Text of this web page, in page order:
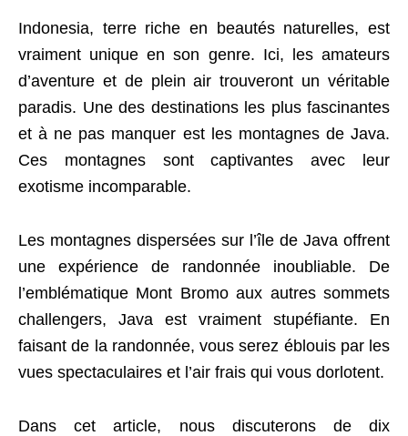
Indonesia, terre riche en beautés naturelles, est
vraiment unique en son genre. Ici, les amateurs
d’aventure et de plein air trouveront un véritable
paradis. Une des destinations les plus fascinantes
et à ne pas manquer est les montagnes de Java.
Ces montagnes sont captivantes avec leur
exotisme incomparable.
Les montagnes dispersées sur l’île de Java offrent
une expérience de randonnée inoubliable. De
l’emblématique Mont Bromo aux autres sommets
challengers, Java est vraiment stupéfiante. En
faisant de la randonnée, vous serez éblouis par les
vues spectaculaires et l’air frais qui vous dorlotent.
Dans cet article, nous discuterons de dix